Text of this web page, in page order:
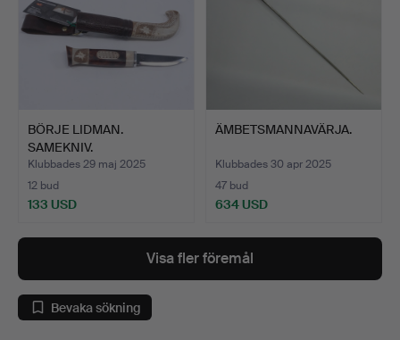
BÖRJE LIDMAN.
SAMEKNIV.
Klubbades 29 maj 2025
12 bud
133 USD
ÄMBETSMANNAVÄRJA.
Klubbades 30 apr 2025
47 bud
634 USD
Visa fler föremål
Bevaka sökning